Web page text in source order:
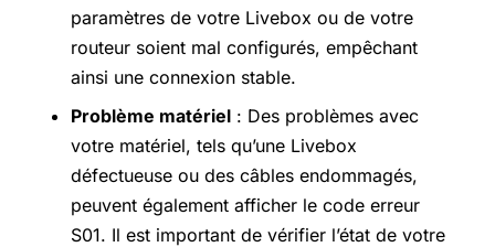
paramètres de votre Livebox ou de votre
routeur soient mal configurés, empêchant
ainsi une connexion stable.
Problème matériel : Des problèmes avec
votre matériel, tels qu’une Livebox
défectueuse ou des câbles endommagés,
peuvent également afficher le code erreur
S01. Il est important de vérifier l’état de votre